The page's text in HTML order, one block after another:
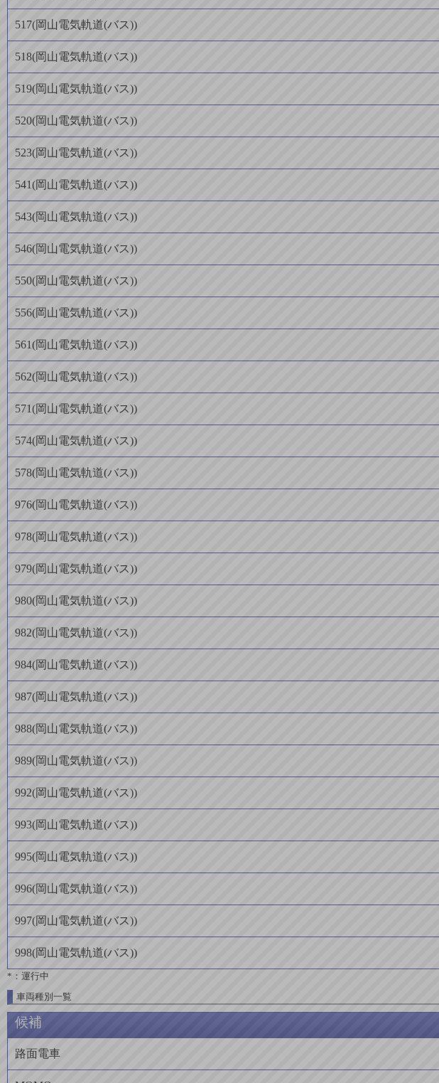
517(岡山電気軌道(バス))
518(岡山電気軌道(バス))
519(岡山電気軌道(バス))
520(岡山電気軌道(バス))
523(岡山電気軌道(バス))
541(岡山電気軌道(バス))
543(岡山電気軌道(バス))
546(岡山電気軌道(バス))
550(岡山電気軌道(バス))
556(岡山電気軌道(バス))
561(岡山電気軌道(バス))
562(岡山電気軌道(バス))
571(岡山電気軌道(バス))
574(岡山電気軌道(バス))
578(岡山電気軌道(バス))
976(岡山電気軌道(バス))
978(岡山電気軌道(バス))
979(岡山電気軌道(バス))
980(岡山電気軌道(バス))
982(岡山電気軌道(バス))
984(岡山電気軌道(バス))
987(岡山電気軌道(バス))
988(岡山電気軌道(バス))
989(岡山電気軌道(バス))
992(岡山電気軌道(バス))
993(岡山電気軌道(バス))
995(岡山電気軌道(バス))
996(岡山電気軌道(バス))
997(岡山電気軌道(バス))
998(岡山電気軌道(バス))
*：運行中
車両種別一覧
候補
路面電車